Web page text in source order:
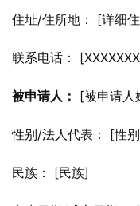
住址/住所地： [详细
联系电话：
被申请人： [被申请人
性别/法人代表： [性
民族： [民族]